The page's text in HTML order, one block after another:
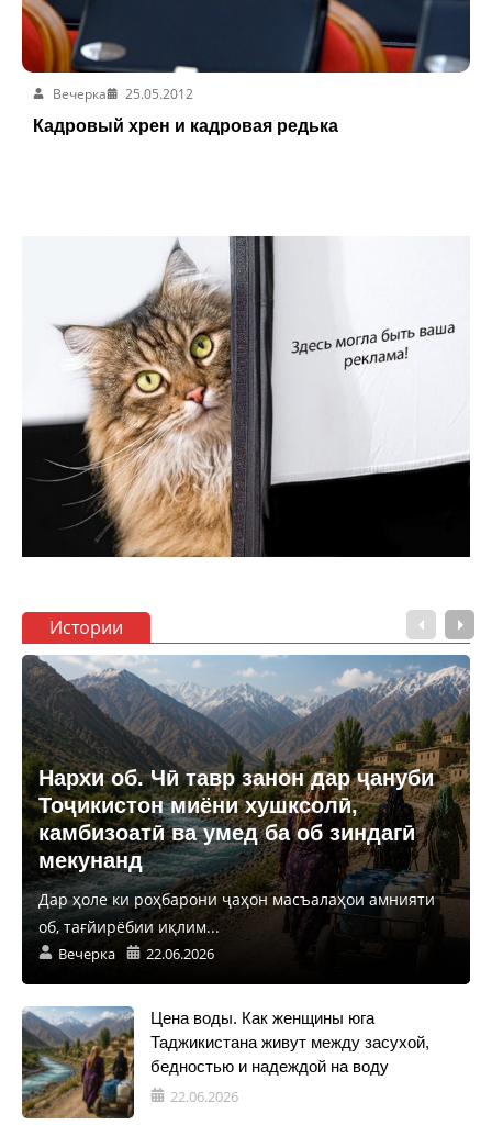
Вечерка
25.05.2012
Кадровый хрен и кадровая редька
Истории
Нархи об. Чӣ тавр занон дар ҷануби
Тоҷикистон миёни хушксолӣ,
камбизоатӣ ва умед ба об зиндагӣ
мекунанд
Дар ҳоле ки роҳбарони ҷаҳон масъалаҳои амнияти
об, тағйирёбии иқлим...
Вечерка 22.06.2026
Цена воды. Как женщины юга
Таджикистана живут между засухой,
бедностью и надеждой на воду
22.06.2026